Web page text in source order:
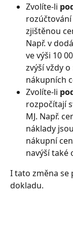
Zvolíte-li
rozúčtování
zjištěnou
Např. v
ve výši 10
zvýší vždy
nákupních
Zvolíte-li
rozpočítají
MJ. Např.
náklady
nákupní
navýší také
I tato změna se
dokladu.